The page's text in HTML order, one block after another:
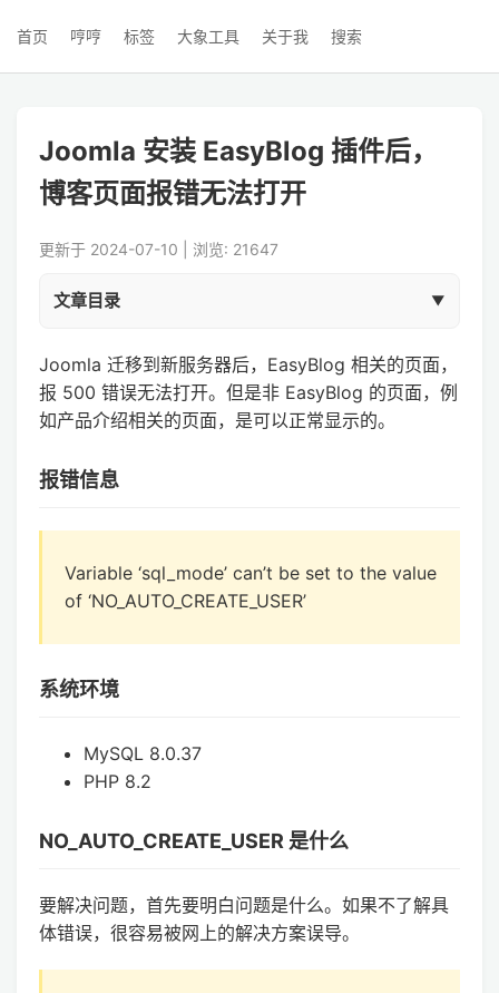
首页 哼哼 标签 大象工具 关于我 搜索
Joomla 安装 EasyBlog 插件后，
博客页面报错无法打开
更新于 2024-07-10 | 浏览: 21647
文章目录
Joomla 迁移到新服务器后，EasyBlog 相关的页面，
报 500 错误无法打开。但是非 EasyBlog 的页面，例
如产品介绍相关的页面，是可以正常显示的。
报错信息
Variable ‘sql_mode’ can’t be set to the value
of ‘NO_AUTO_CREATE_USER’
系统环境
MySQL 8.0.37
PHP 8.2
NO_AUTO_CREATE_USER 是什么
要解决问题，首先要明白问题是什么。如果不了解具
体错误，很容易被网上的解决方案误导。